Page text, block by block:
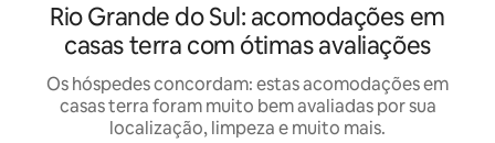
Rio Grande do Sul: acomodações em
casas terra com ótimas avaliações
Os hóspedes concordam: estas acomodações em
casas terra foram muito bem avaliadas por sua
localização, limpeza e muito mais.